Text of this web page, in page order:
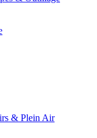
& Plein Air